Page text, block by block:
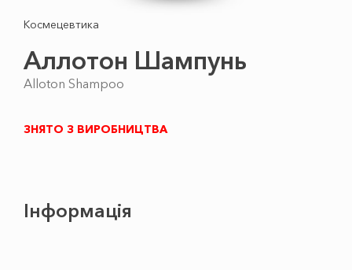
Космецевтика
Аллотон Шампунь
Alloton Shampoo
ЗНЯТО З ВИРОБНИЦТВА
Інформація